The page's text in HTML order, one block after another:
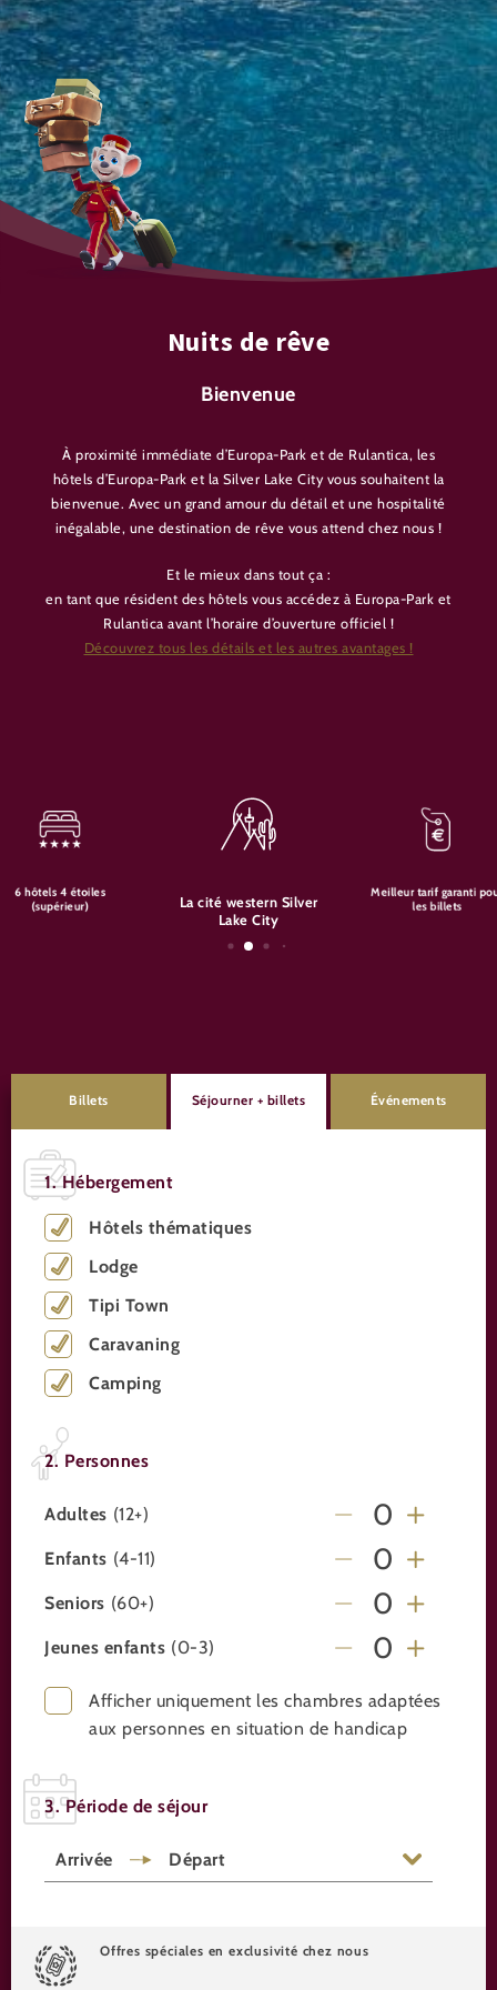
Nuits de rêve
Bienvenue
À proximité immédiate d’Europa-Park et de Rulantica, les
hôtels d’Europa-Park et la Silver Lake City vous souhaitent la
bienvenue. Avec un grand amour du détail et une hospitalité
inégalable, une destination de rêve vous attend chez nous !
Et le mieux dans tout ça :
en tant que résident des hôtels vous accédez à Europa-Park et
Rulantica avant l’horaire d’ouverture officiel !
Découvrez tous les détails et les autres avantages !
6 hôtels 4 étoiles
(supérieur)
La cité western Silver
Lake City
Meilleur tarif garanti
les billets
Billets Séjourner + billets Événements
1. Hébergement
Hôtels thématiques
Lodge
Tipi Town
Caravaning
Camping
2. Personnes
Adultes (12+)
Enfants (4-11)
Seniors (60+)
Jeunes enfants (0-3)
Afficher uniquement les chambres adaptées
aux personnes en situation de handicap
3. Période de séjour
Arrivée Départ
Offres spéciales en exclusivité chez nous